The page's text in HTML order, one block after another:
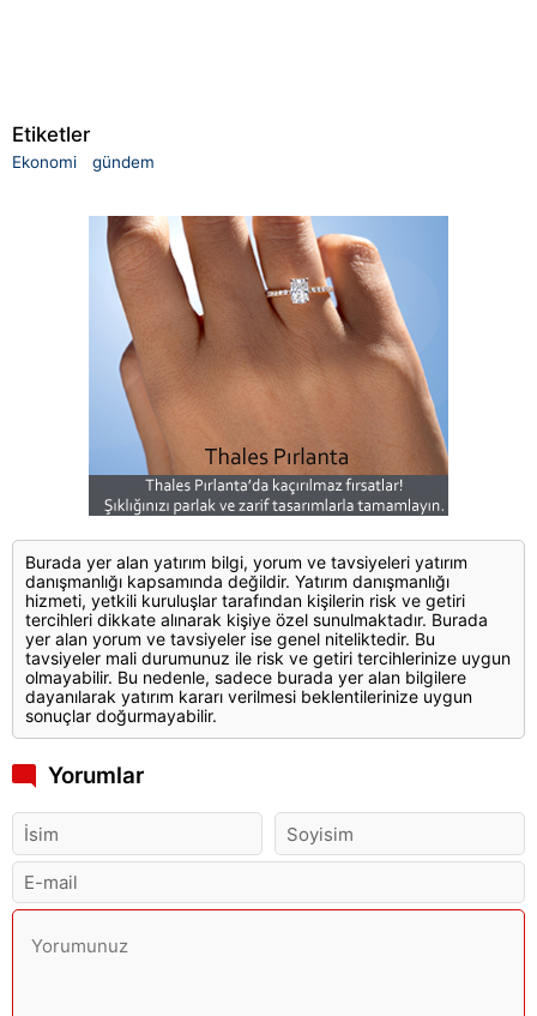
Etiketler
Ekonomi gündem
Burada yer alan yatırım bilgi, yorum ve tavsiyeleri yatırım
danışmanlığı kapsamında değildir. Yatırım danışmanlığı
hizmeti, yetkili kuruluşlar tarafından kişilerin risk ve getiri
tercihleri dikkate alınarak kişiye özel sunulmaktadır. Burada
yer alan yorum ve tavsiyeler ise genel niteliktedir. Bu
tavsiyeler mali durumunuz ile risk ve getiri tercihlerinize uygun
olmayabilir. Bu nedenle, sadece burada yer alan bilgilere
dayanılarak yatırım kararı verilmesi beklentilerinize uygun
sonuçlar doğurmayabilir.
Yorumlar